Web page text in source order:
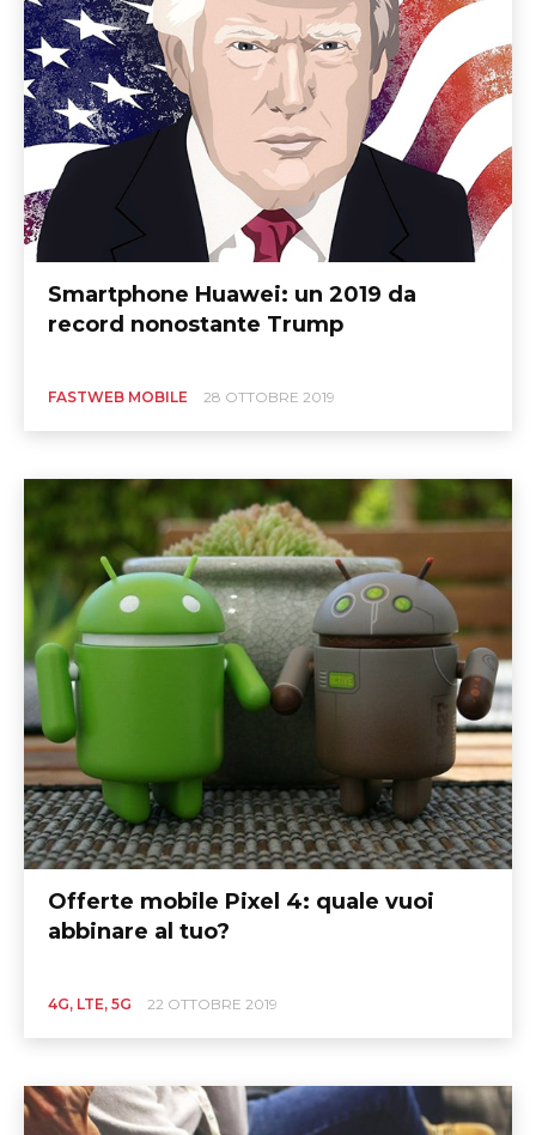
Smartphone Huawei: un 2019 da
record nonostante Trump
FASTWEB MOBILE 28 OTTOBRE 2019
Offerte mobile Pixel 4: quale vuoi
abbinare al tuo?
4G, LTE, 5G 22 OTTOBRE 2019